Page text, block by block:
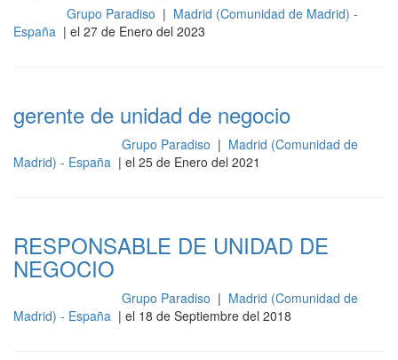
Grupo Paradiso | Madrid (Comunidad de Madrid) -
España | el 27 de Enero del 2023
gerente de unidad de negocio
Grupo Paradiso | Madrid (Comunidad de
Madrid) - España | el 25 de Enero del 2021
RESPONSABLE DE UNIDAD DE
NEGOCIO
Grupo Paradiso | Madrid (Comunidad de
Madrid) - España | el 18 de Septiembre del 2018